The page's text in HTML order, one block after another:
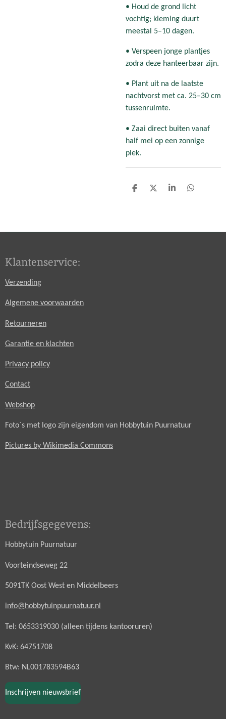
• Houd de grond licht
vochtig; kieming duurt
meestal 5–10 dagen.
• Verspeen jonge plantjes
zodra deze hanteerbaar zijn.
• Plant uit na de laatste
nachtvorst met ca. 25–30 cm
tussenruimte.
• Zaai direct buiten vanaf
half mei op een zonnige
plek.
D
D
S
D
Klantenservice:
Verzending
Algemene voorwaarden
Retourneren
Garantie en klachten
Privacy policy
Contact
Webshop
Foto`s met logo zijn eigendom van Hobbytuin Puurnatuur
Pictures by Wikimedia Commons
Bedrijfsgegevens:
Hobbytuin Puurnatuur
Voorteindseweg 22
5091TK Oost West en Middelbeers
info@hobbytuinpuurnatuur.nl
Tel: 0653319030 (alleen tijdens kantooruren)
KvK: 64751708
Btw: NL001783594B63
Inschrijven nieuwsbrief